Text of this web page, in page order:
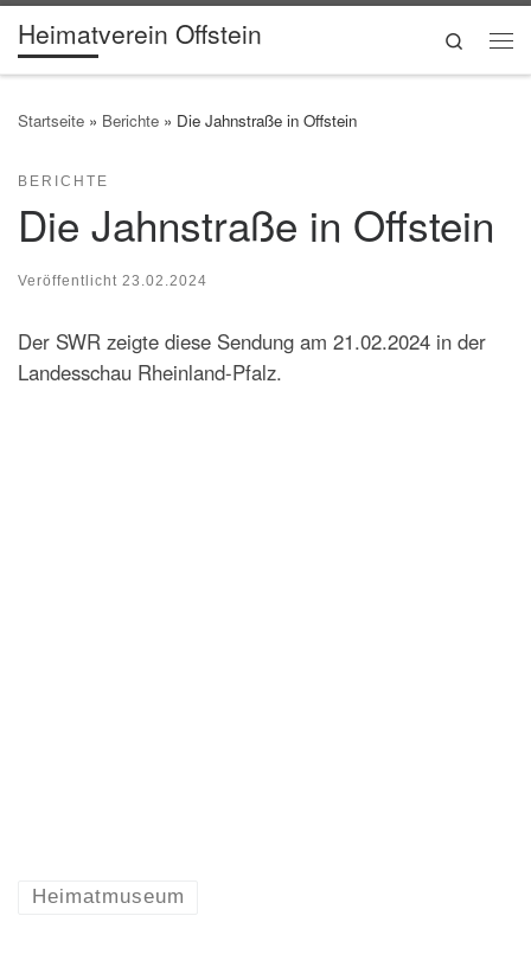
Zum Inhalt springen
Heimatverein Offstein
Search
Startseite » Berichte » Die Jahnstraße in Offstein
BERICHTE
Die Jahnstraße in Offstein
Veröffentlicht 23.02.2024
Der SWR zeigte diese Sendung am 21.02.2024 in der
Landesschau Rheinland-Pfalz.
Heimatmuseum